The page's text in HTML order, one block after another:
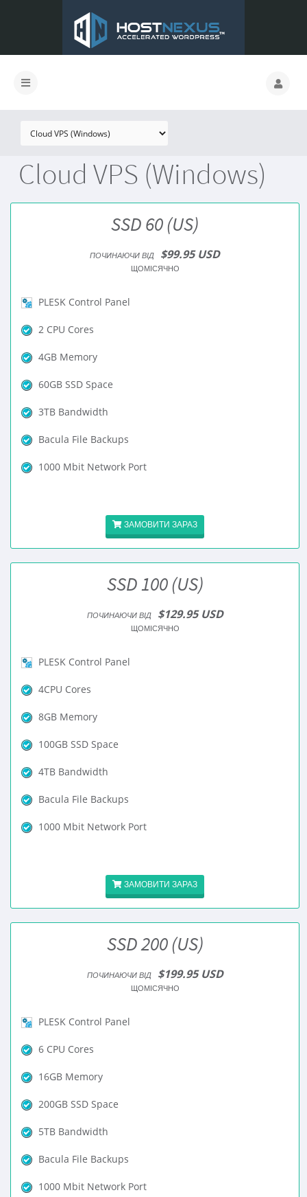
Cloud VPS (Windows)
SSD 60 (US)
ПОЧИНАЮЧИ ВІД $99.95 USD
ЩОМІСЯЧНО
PLESK Control Panel
2 CPU Cores
4GB Memory
60GB SSD Space
3TB Bandwidth
Bacula File Backups
1000 Mbit Network Port
ЗАМОВИТИ ЗАРАЗ
SSD 100 (US)
ПОЧИНАЮЧИ ВІД $129.95 USD
ЩОМІСЯЧНО
PLESK Control Panel
4CPU Cores
8GB Memory
100GB SSD Space
4TB Bandwidth
Bacula File Backups
1000 Mbit Network Port
ЗАМОВИТИ ЗАРАЗ
SSD 200 (US)
ПОЧИНАЮЧИ ВІД $199.95 USD
ЩОМІСЯЧНО
PLESK Control Panel
6 CPU Cores
16GB Memory
200GB SSD Space
5TB Bandwidth
Bacula File Backups
1000 Mbit Network Port